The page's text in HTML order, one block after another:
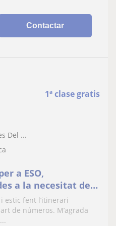
Contactar
1ª clase gratis
Del ...
a ESO,
a la necesitat de
dibuix
estic fent l’itinerari
de números. M’agrada